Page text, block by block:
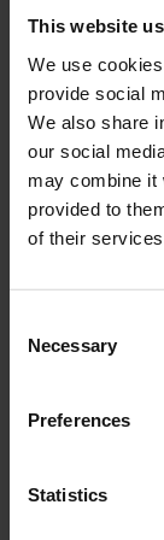
This website
We use
provide social
We also share
our social
may combine it
provided to
of their services.
Necessary
Preferences
Statistics
Styrkåpa
02-
95 KR